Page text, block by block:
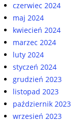
czerwiec 2024
maj 2024
kwiecień 2024
marzec 2024
luty 2024
styczeń 2024
grudzień 2023
listopad 2023
październik 2023
wrzesień 2023